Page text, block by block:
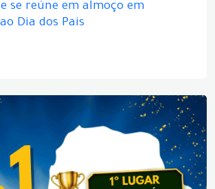
se reúne em almoço em
Dia dos Pais